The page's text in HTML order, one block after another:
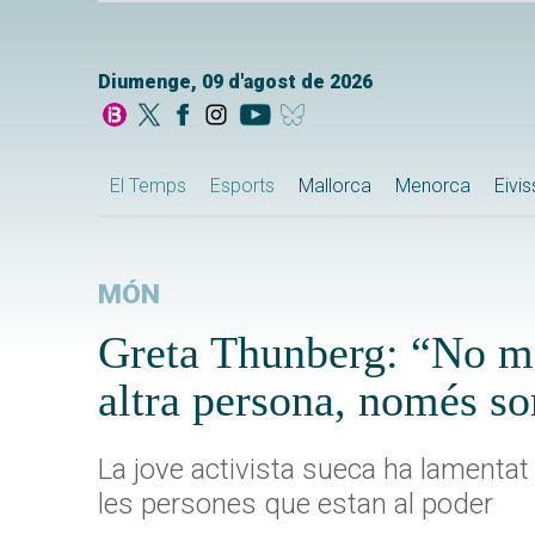
Diumenge, 09 d'agost de 2026
El Temps Esports Mallorca Menorca
MÓN
Greta Thunberg: “No
altra persona, només
La jove activista sueca ha
les persones que estan al poder